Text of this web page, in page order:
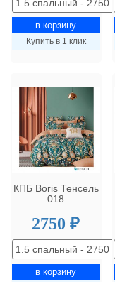
Купить в 1 клик
КПБ Boris Тенсель
018
2750 ₽